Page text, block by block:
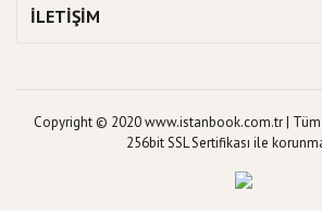
İLETİŞİM
Copyright © 2020 www.istanbook.com.tr |
256bit SSL Sertifikası ile